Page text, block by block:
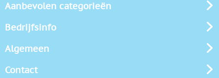
Aanbevolen categorieën
Bedrijfsinfo
Algemeen
Contact